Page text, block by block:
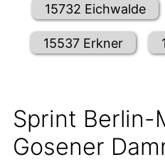
15732 Eichwalde
15537 Erkner
Sprint Berlin-
Gosener